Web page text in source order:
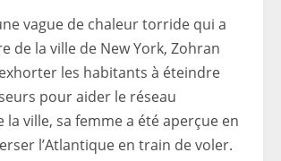
vague de chaleur torride qui a
de la ville de New York, Zohran
les habitants à éteindre
pour aider le réseau
la ville, sa femme a été aperçue en
l’Atlantique en train de voler.